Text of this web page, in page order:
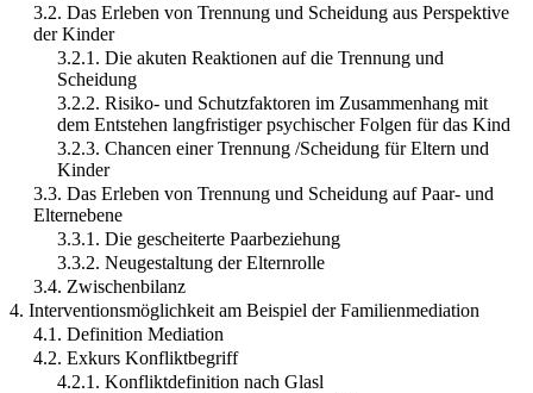
3.2. Das Erleben von Trennung und Scheidung aus Perspektive
der Kinder
3.2.1. Die akuten Reaktionen auf die Trennung und
Scheidung
3.2.2. Risiko- und Schutzfaktoren im Zusammenhang mit
dem Entstehen langfristiger psychischer Folgen für das Kind
3.2.3. Chancen einer Trennung /Scheidung für Eltern und
Kinder
3.3. Das Erleben von Trennung und Scheidung auf Paar- und
Elternebene
3.3.1. Die gescheiterte Paarbeziehung
3.3.2. Neugestaltung der Elternrolle
3.4. Zwischenbilanz
4. Interventionsmöglichkeit am Beispiel der Familienmediation
4.1. Definition Mediation
4.2. Exkurs Konfliktbegriff
4.2.1. Konfliktdefinition nach Glasl